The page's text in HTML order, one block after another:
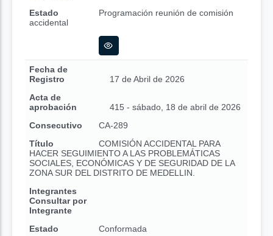
Estado
Programación reunión de comisión
accidental
Fecha de
Registro
17 de Abril de 2026
Acta de
aprobación
415 - sábado, 18 de abril de 2026
Consecutivo
CA-289
Título
COMISIÓN ACCIDENTAL PARA
HACER SEGUIMIENTO A LAS PROBLEMÁTICAS
SOCIALES, ECONÓMICAS Y DE SEGURIDAD DE LA
ZONA SUR DEL DISTRITO DE MEDELLIN.
Integrantes
Consultar por
Integrante
Estado
Conformada